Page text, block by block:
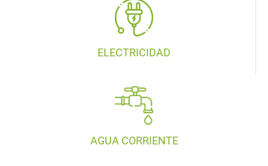
ELECTRICIDAD
AGUA CORRIENTE